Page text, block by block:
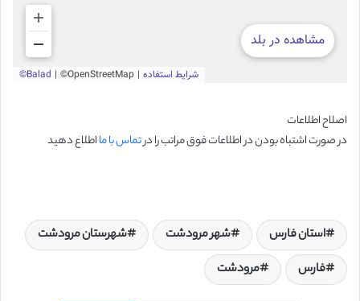
اصلاح اطلاعات
در صورت اشتباه بودن در اطلاعات فوق مراتب را درتماس با مااطلاع دهید
استان فارس شهر مرودشت
شهرستان مرودشت
فارس
مرودشت